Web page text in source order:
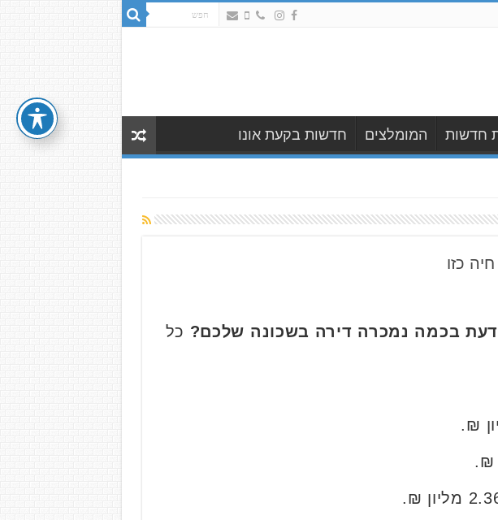
חדשות המומלצים חדשות בקעת אונו
בכמה נמכרה דירה בשכונה שלכם? כל